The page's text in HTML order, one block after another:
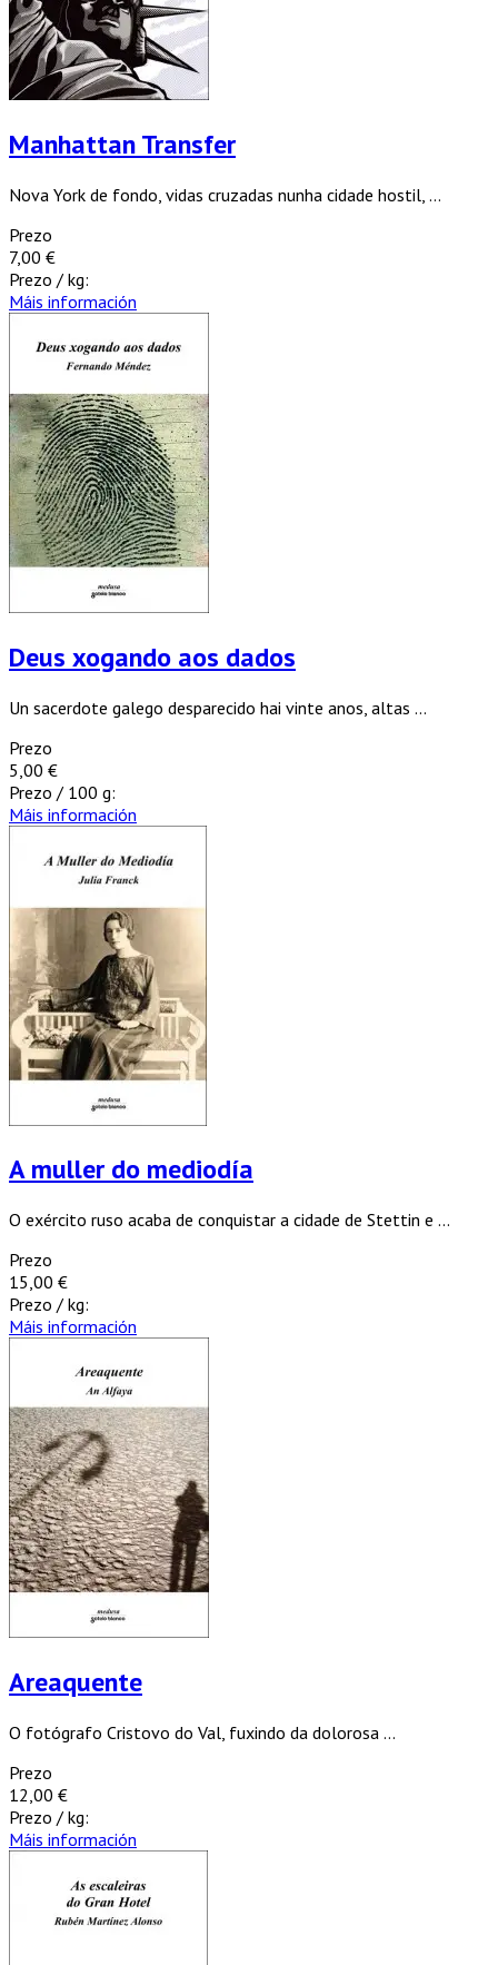
Manhattan Transfer
Nova York de fondo, vidas cruzadas nunha cidade hostil, ...
Prezo
7,00 €
Prezo / kg:
Máis información
Deus xogando aos dados
Un sacerdote galego desparecido hai vinte anos, altas ...
Prezo
5,00 €
Prezo / 100 g:
Máis información
A muller do mediodía
O exército ruso acaba de conquistar a cidade de Stettin e ...
Prezo
15,00 €
Prezo / kg:
Máis información
Areaquente
O fotógrafo Cristovo do Val, fuxindo da dolorosa ...
Prezo
12,00 €
Prezo / kg:
Máis información